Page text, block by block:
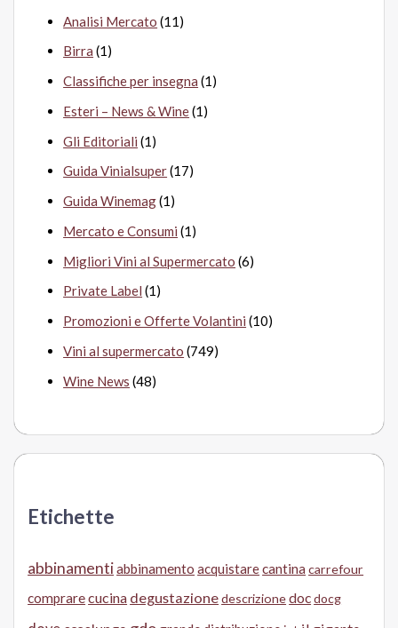
Analisi Mercato (11)
Birra (1)
Classifiche per insegna (1)
Esteri – News & Wine(1)
Gli Editoriali (1)
Guida Vinialsuper(17)
Guida Winemag(1)
Mercato e Consumi (1)
Migliori Vini al Supermercato (6)
Private Label (1)
Promozioni e Offerte Volantini (10)
Vini al supermercato (749)
Wine News (48)
Etichette
abbinamentiabbinamento acquistarecantina carrefour
comprarecucina degustazionedescrizionedocdocg